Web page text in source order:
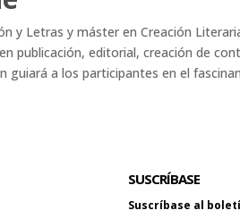
y Letras y máster en Creación
publicación, editorial, creación de
guiará a los participantes en el
SUSCRÍBASE
Suscríbase al